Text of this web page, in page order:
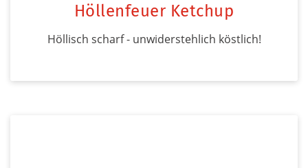
Höllenfeuer Ketchup
Höllisch scharf - unwiderstehlich köstlich!